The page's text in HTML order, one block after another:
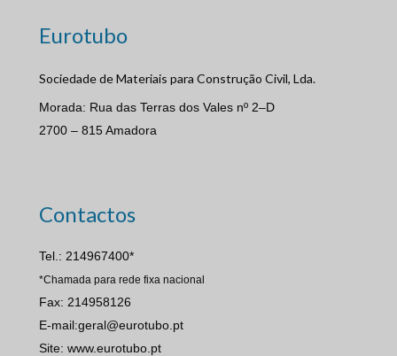
Eurotubo
Sociedade de Materiais para Construção Civil, Lda.
Morada: Rua das Terras dos Vales nº 2–D
2700 – 815 Amadora
Contactos
Tel.: 214967400*
*Chamada para rede fixa nacional
Fax: 214958126
E-mail:geral@eurotubo.pt
Site: www.eurotubo.pt